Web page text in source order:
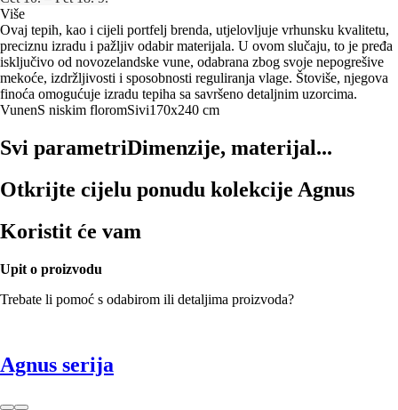
Više
Ovaj tepih, kao i cijeli portfelj brenda, utjelovljuje vrhunsku kvalitetu,
preciznu izradu i pažljiv odabir materijala. U ovom slučaju, to je pređa
isključivo od novozelandske vune, odabrana zbog svoje nepogrešive
mekoće, izdržljivosti i sposobnosti reguliranja vlage. Štoviše, njegova
finoća omogućuje izradu tepiha sa savršeno detaljnim uzorcima.
VunenS niskim floromSivi170x240 cm
Svi parametriDimenzije, materijal...
Otkrijte cijelu ponudu kolekcije Agnus
Koristit će vam
Upit o proizvodu
Trebate li pomoć s odabirom ili detaljima proizvoda?
Agnus serija